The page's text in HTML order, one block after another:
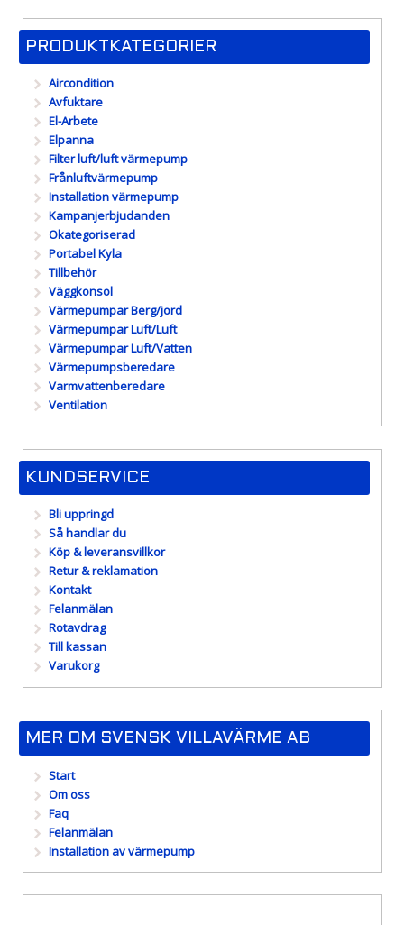
PRODUKTKATEGORIER
Aircondition
Avfuktare
El-Arbete
Elpanna
Filter luft/luft värmepump
Frånluftvärmepump
Installation värmepump
Kampanjerbjudanden
Okategoriserad
Portabel Kyla
Tillbehör
Väggkonsol
Värmepumpar Berg/jord
Värmepumpar Luft/Luft
Värmepumpar Luft/Vatten
Värmepumpsberedare
Varmvattenberedare
Ventilation
KUNDSERVICE
Bli uppringd
Så handlar du
Köp & leveransvillkor
Retur & reklamation
Kontakt
Felanmälan
Rotavdrag
Till kassan
Varukorg
MER OM SVENSK VILLAVÄRME AB
Start
Om oss
Faq
Felanmälan
Installation av värmepump